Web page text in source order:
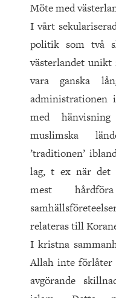
Möte med
I vårt
politik som två
västerlandet
vara ganska
administrationen
med
muslimska
’traditionen’
lag, t ex när det
mest
relateras till
I kristna
Allah inte förlåter
avgörande